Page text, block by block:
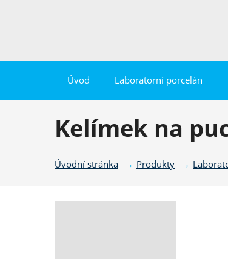
Úvod Laboratorní porcelán
Kelímek na
Úvodní stránka Produkty